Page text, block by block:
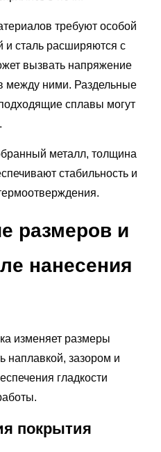
требуют особой
сталь расширяются с
вызвать напряжение
между ними. Раздельные
сплавы могут
металл, толщина
стабильность и
размеров и
нанесения
изменяет размеры
наплавкой, зазором и
гладкости
покрытия